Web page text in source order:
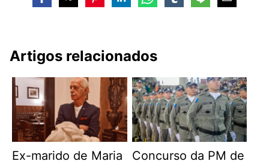
Artigos relacionados
Ex-marido de Maria
Concurso da PM de